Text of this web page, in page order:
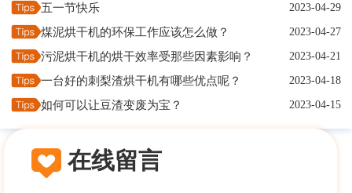
五一节快乐 2023-04-29
煤泥烘干机的环保工作应该怎么做？ 2023-04-27
污泥烘干机的烘干效率受那些因素影响？ 2023-04-21
一台好的刺梨渣烘干机有哪些优点呢？ 2023-04-18
如何可以让豆渣变废为宝？ 2023-04-15
在线留言